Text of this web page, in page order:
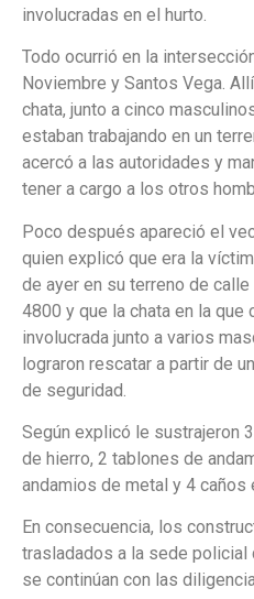
involucradas en el hurto.
Todo ocurrió en la
Noviembre y Santos Vega.
chata, junto a cinco
estaban trabajando en un
acercó a las autoridades y
tener a cargo a los otros
Poco después apareció el
quien explicó que era la
de ayer en su terreno de
4800 y que la chata en la que
involucrada junto a varios
lograron rescatar a partir de
de seguridad.
Según explicó le sustrajeron
de hierro, 2 tablones de
andamios de metal y 4
En consecuencia, los
trasladados a la sede policial
se continúan con las